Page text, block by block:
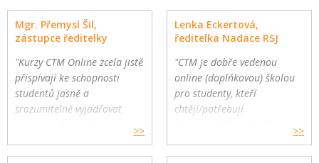
Mgr. Přemysl Šil,
zástupce ředitelky
"Kurzy CTM Online zcela jistě
přispívají ke schopnosti
studentů jasně a
srozumitelně vyjadřovat
Gymnázium a Jazyková škola
s právem státní jazykové
>>
Lenka Eckertová,
ředitelka Nadace RSJ
"CTM je dobře vedenou
online (doplňkovou) školou
pro studenty, kteří
chtějí/potřebují
mohou využít CTM Online
>>